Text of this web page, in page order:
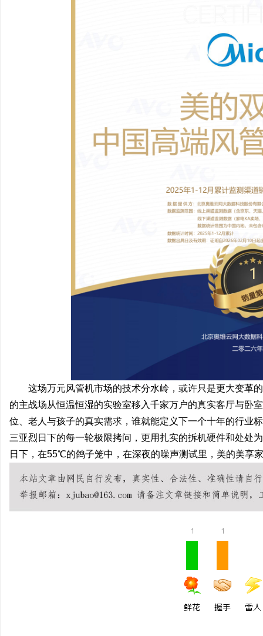
这场万元风管机市场的技术分水岭，或许只是更大变革
的主战场从恒温恒湿的实验室移入千家万户的真实客厅与卧
位、老人与孩子的真实需求，谁就能定义下一个十年的行业
三亚烈日下的每一轮极限拷问，更用扎实的拆机硬件和处处
日下，在55℃的鸽子笼中，在深夜的噪声测试里，美的美享
1
鲜花
1
握手 雷人